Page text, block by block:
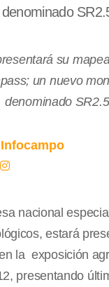
su
un nuevo
denominado
Infocampo
nacional
estará
la exposición
presentando